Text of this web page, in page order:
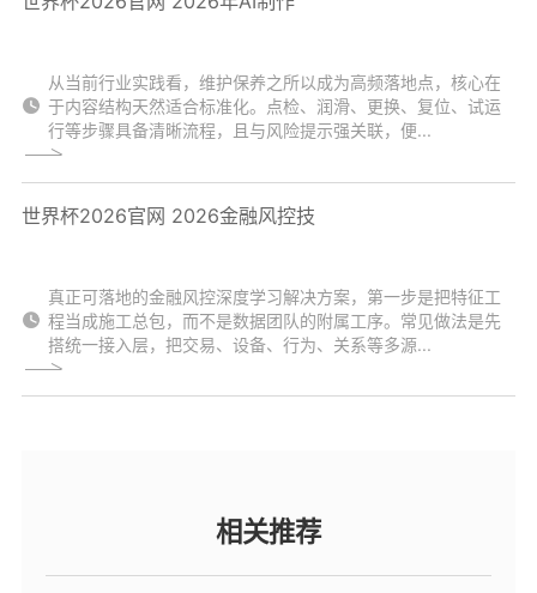
从当前行业实践看，维护保养之所以成为高频落地点，核心在
于内容结构天然适合标准化。点检、润滑、更换、复位、试运
行等步骤具备清晰流程，且与风险提示强关联，便...
世界杯2026官网 2026金融风控技
真正可落地的金融风控深度学习解决方案，第一步是把特征工
程当成施工总包，而不是数据团队的附属工序。常见做法是先
搭统一接入层，把交易、设备、行为、关系等多源...
相关推荐